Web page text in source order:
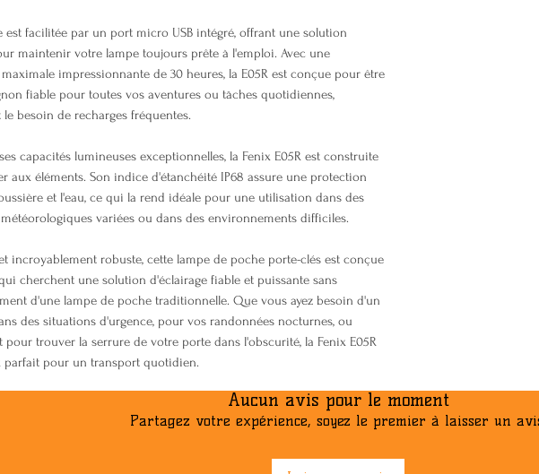
est facilitée par un port micro USB intégré, offrant une solution
maintenir votre lampe toujours prête à l'emploi. Avec une
impressionnante de 30 heures, la E05R est conçue pour être
fiable pour toutes vos aventures ou tâches quotidiennes,
besoin de recharges fréquentes.
capacités lumineuses exceptionnelles, la Fenix E05R est construite
aux éléments. Son indice d'étanchéité IP68 assure une protection
et l'eau, ce qui la rend idéale pour une utilisation dans des
variées ou dans des environnements difficiles.
incroyablement robuste, cette lampe de poche porte-clés est conçue
cherchent une solution d'éclairage fiable et puissante sans
d'une lampe de poche traditionnelle. Que vous ayez besoin d'un
des situations d'urgence, pour vos randonnées nocturnes, ou
pour trouver la serrure de votre porte dans l'obscurité, la Fenix E05R
parfait pour un transport quotidien.
Aucun avis pour le moment
Partagez votre expérience, soyez le premier à laisser un